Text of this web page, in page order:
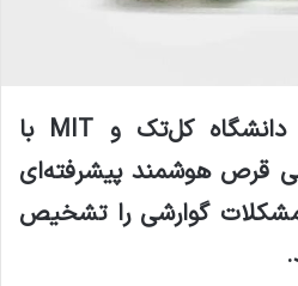
دانشگاه کل‌تک و
با
قرص هوشمند پیشرفته‌ای
مشکلات گوارشی را تشخیص
.